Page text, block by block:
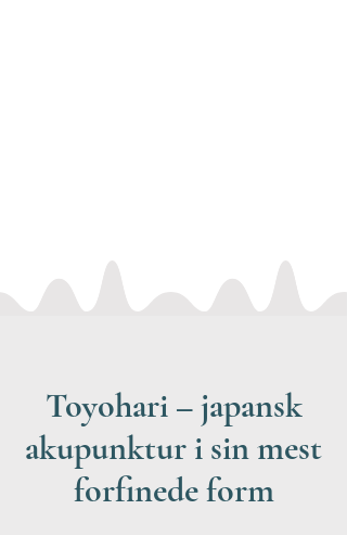
Toyohari – japansk
akupunktur i sin mest
forfinede form